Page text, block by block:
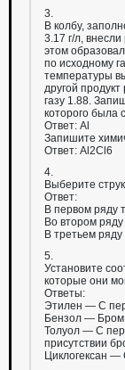
3.
В колбу,
3.17 г/л,
этом
по исходному
температуры
другой
газу 1.88.
которого была
Ответ: Al
Запишите
Ответ: Al2Cl6
4.
Выберите
Ответ:
В первом ряду
Во втором
В третьем
5.
Установите
которые они
Ответы:
Этилен — С
Бензол — Бром
Толуол — С
присутствии
Циклогексан —